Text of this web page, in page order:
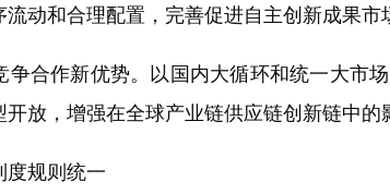
动和合理配置，完善促进自主创新成果
作新优势。以国内大循环和统一大市场
放，增强在全球产业链供应链创新链中的
规则统一